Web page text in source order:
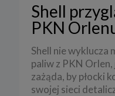
Shell
PKN
Shell nie wyklucza
paliw z PKN
zażąda, by płocki
swojej sieci